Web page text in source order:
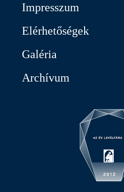
Impresszum
Elérhetőségek
Galéria
Archívum